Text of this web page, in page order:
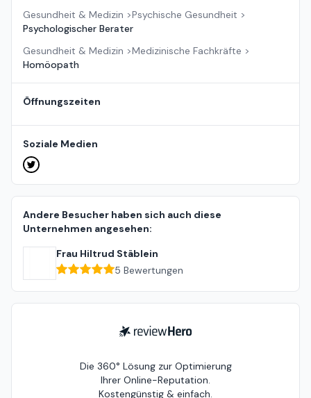
Gesundheit & Medizin >Psychische Gesundheit >
Psychologischer Berater
Gesundheit & Medizin >Medizinische Fachkräfte >
Homöopath
Öffnungszeiten
Soziale Medien
Andere Besucher haben sich auch diese
Unternehmen angesehen:
Frau Hiltrud Stäblein
5 Bewertungen
ReviewHero
Die 360° Lösung zur Optimierung
Ihrer Online-Reputation.
Kostengünstig & einfach.